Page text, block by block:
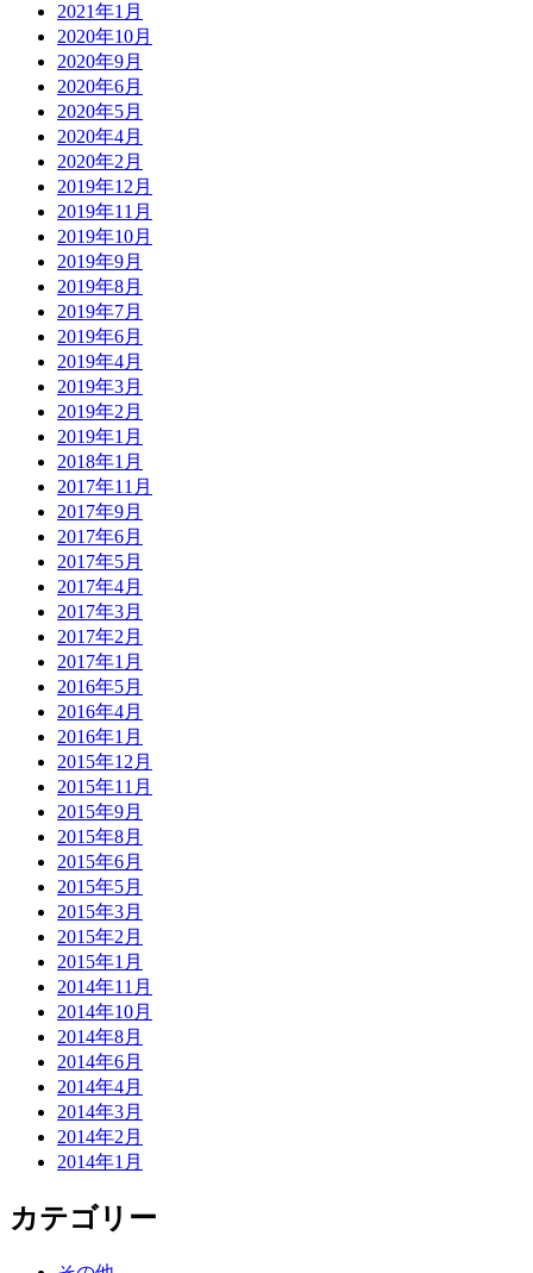
2021年1月
2020年10月
2020年9月
2020年6月
2020年5月
2020年4月
2020年2月
2019年12月
2019年11月
2019年10月
2019年9月
2019年8月
2019年7月
2019年6月
2019年4月
2019年3月
2019年2月
2019年1月
2018年1月
2017年11月
2017年9月
2017年6月
2017年5月
2017年4月
2017年3月
2017年2月
2017年1月
2016年5月
2016年4月
2016年1月
2015年12月
2015年11月
2015年9月
2015年8月
2015年6月
2015年5月
2015年3月
2015年2月
2015年1月
2014年11月
2014年10月
2014年8月
2014年6月
2014年4月
2014年3月
2014年2月
2014年1月
カテゴリー